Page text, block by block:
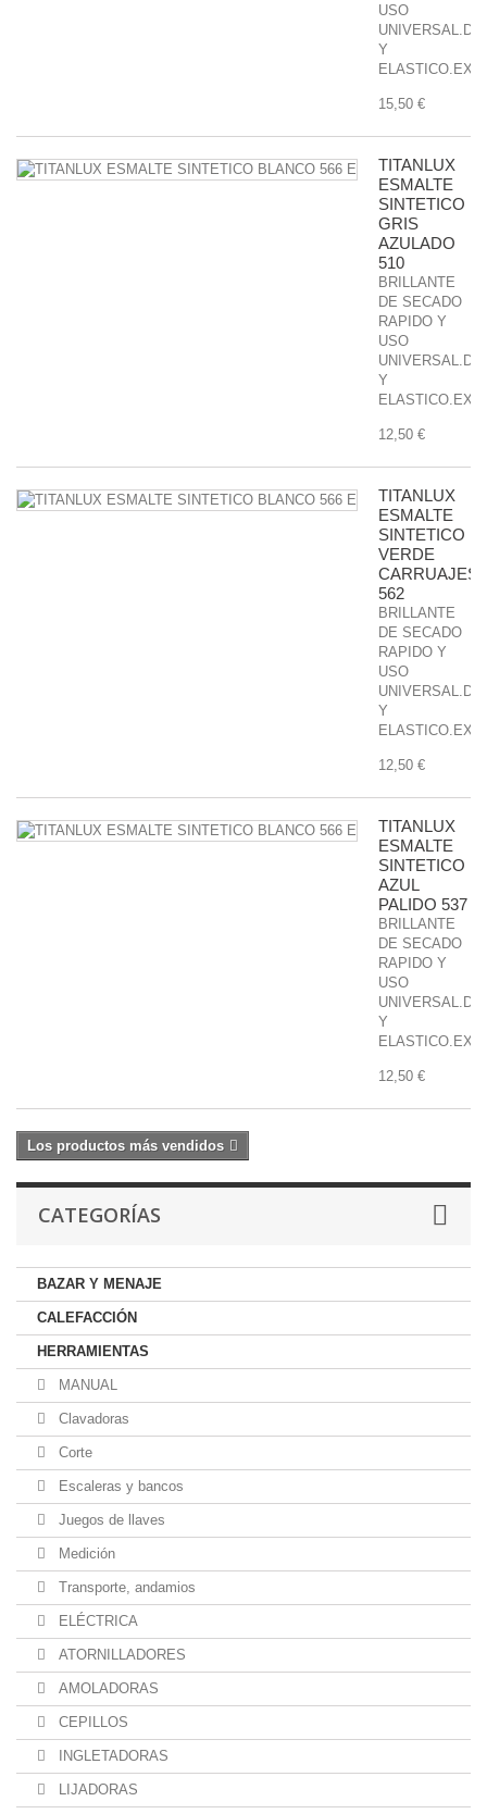
USO
Y
15,50 €
TITANLUX
ESMALTE
SINTETICO
GRIS
AZULADO
510
BRILLANTE
DE SECADO
RAPIDO Y
USO
Y
12,50 €
TITANLUX
ESMALTE
SINTETICO
VERDE
CARRUAJES
562
BRILLANTE
DE SECADO
RAPIDO Y
USO
Y
12,50 €
TITANLUX
ESMALTE
SINTETICO
AZUL
PALIDO 537
BRILLANTE
DE SECADO
RAPIDO Y
USO
Y
12,50 €
Los productos más vendidos
CATEGORÍAS
BAZAR Y MENAJE
CALEFACCIÓN
HERRAMIENTAS
MANUAL
Clavadoras
Corte
Escaleras y bancos
Juegos de llaves
Medición
Transporte, andamios
ELÉCTRICA
ATORNILLADORES
AMOLADORAS
CEPILLOS
INGLETADORAS
LIJADORAS